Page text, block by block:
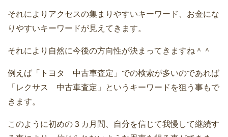
それによりアクセスの集まりやすいキーワード、お金にな
りやすいキーワードが見えてきます。
それにより自然に今後の方向性が決まってきますね＾＾
例えば「トヨタ 中古車査定」での検索が多いのであれば
「レクサス 中古車査定」というキーワードを狙う事もで
きます。
このように初めの３カ月間、自分を信じて我慢して継続す